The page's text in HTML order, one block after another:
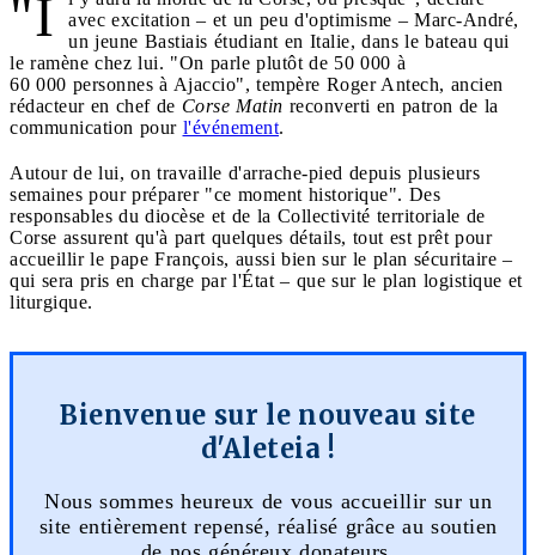
"I
avec excitation – et un peu d'optimisme – Marc-André,
un jeune Bastiais étudiant en Italie, dans le bateau qui
le ramène chez lui. "On parle plutôt de 50 000 à
60 000 personnes à Ajaccio", tempère Roger Antech, ancien
rédacteur en chef de Corse Matin reconverti en patron de la
communication pour l'événement.
Autour de lui, on travaille d'arrache-pied depuis plusieurs
semaines pour préparer "ce moment historique". Des
responsables du diocèse et de la Collectivité territoriale de
Corse assurent qu'à part quelques détails, tout est prêt pour
accueillir le pape François, aussi bien sur le plan sécuritaire –
qui sera pris en charge par l'État – que sur le plan logistique et
liturgique.
Bienvenue sur le nouveau site
d'Aleteia !
Nous sommes heureux de vous accueillir sur un
site entièrement repensé, réalisé grâce au soutien